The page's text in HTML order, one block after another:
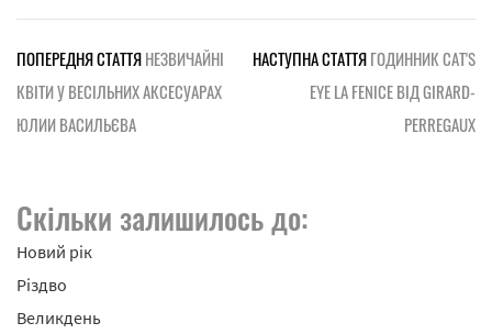
ПОПЕРЕДНЯ СТАТТЯНЕЗВИЧАЙНІ
КВІТИ У ВЕСІЛЬНИХ АКСЕСУАРАХ
ЮЛИИ ВАСИЛЬЄВА
НАСТУПНА СТАТТЯГОДИННИК CAT'S
EYE LA FENICE ВІД GIRARD-
PERREGAUX
Скільки залишилось до:
Новий рік
Різдво
Великдень